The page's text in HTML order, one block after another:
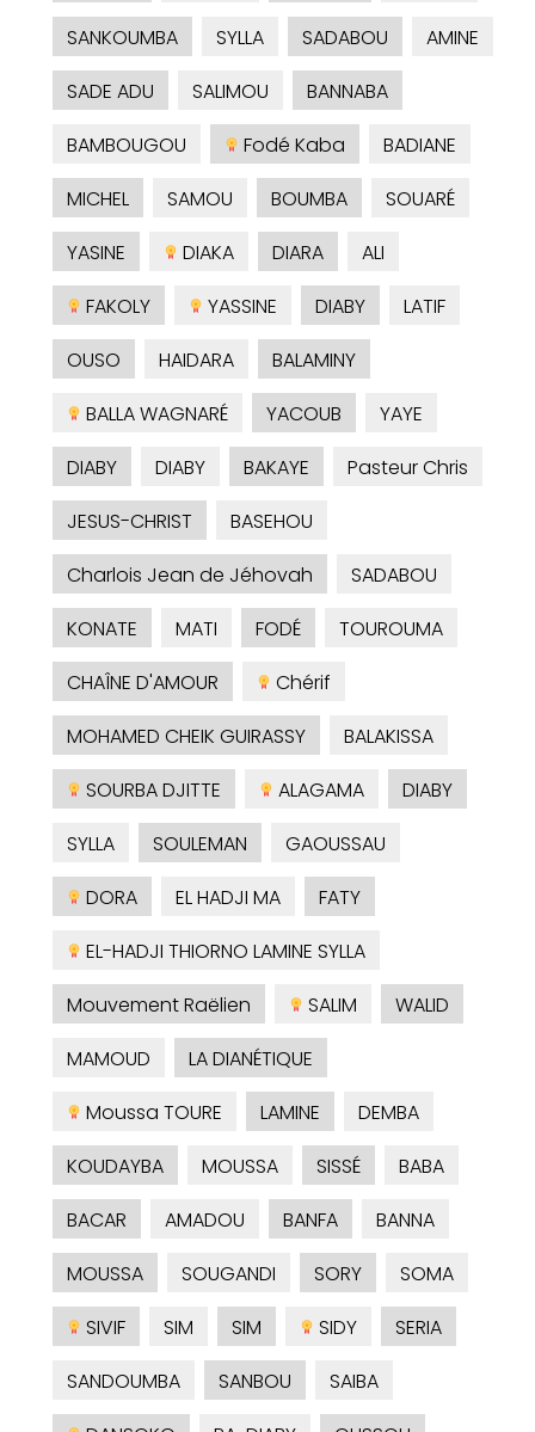
SANKOUMBA
SYLLA SADABOU
AMINE
SADE ADU
SALIMOU
BANNABA
BAMBOUGOU
Fodé Kaba
BADIANE
MICHEL
SAMOU BOUMBA
SOUARÉ
YASINE
DIAKA DIARA
ALI
FAKOLY
YASSINE DIABY
LATIF
OUSO
HAIDARA
BALAMINY
BALLA WAGNARÉ
YACOUB
YAYE
DIABY
DIABY BAKAYE
Pasteur Chris
JESUS-CHRIST
BASEHOU
Charlois Jean de Jéhovah
SADABOU
KONATE
MATI FODÉ
TOUROUMA
CHAÎNE D'AMOUR
Chérif
MOHAMED CHEIK GUIRASSY
BALAKISSA
SOURBA DJITTE
ALAGAMA
DIABY
SYLLA
SOULEMAN
GAOUSSAU
DORA
EL HADJI MA
FATY
EL-HADJI THIORNO LAMINE SYLLA
Mouvement Raëlien
SALIM
WALID
MAMOUD
LA DIANÉTIQUE
Moussa TOURE
LAMINE
DEMBA
KOUDAYBA
MOUSSA SISSÉ
BABA
BACAR
AMADOU BANFA
BANNA
MOUSSA
SOUGANDI SORY
SOMA
SIVIF
SIM SIM SIDY
SERIA
SANDOUMBA
SANBOU
SAIBA